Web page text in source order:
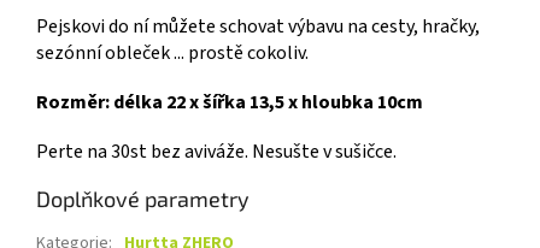
Pejskovi do ní můžete schovat výbavu na cesty, hračky,
sezónní obleček ... prostě cokoliv.
Rozměr: délka 22 x šířka 13,5 x hloubka 10cm
Perte na 30st bez aviváže. Nesušte v sušičce.
Doplňkové parametry